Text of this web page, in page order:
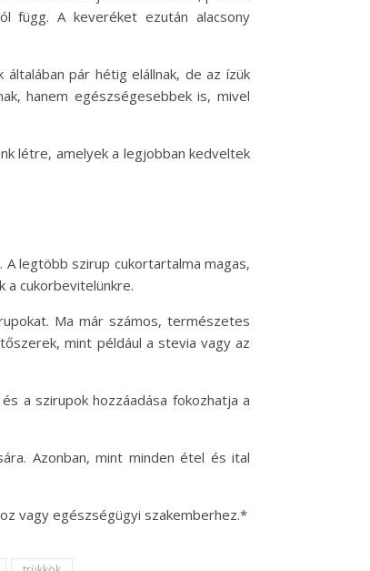
függ. A keveréket ezután alacsony
pár hétig elállnak, de az ízük
hanem egészségesebbek is, mivel
létre, amelyek a legjobban kedveltek
legtöbb szirup cukortartalma magas,
a cukorbevitelünkre.
Ma már számos, természetes
mint például a stevia vagy az
a szirupok hozzáadása fokozhatja a
Azonban, mint minden étel és ital
vagy egészségügyi szakemberhez.*